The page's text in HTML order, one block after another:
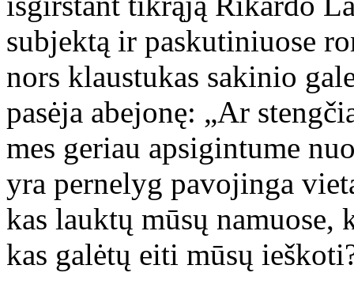
subjektą ir paskutiniuose
nors klaustukas sakinio
pasėja abejonę: „Ar
mes geriau apsigintume
yra pernelyg pavojinga
kas lauktų mūsų
kas galėtų eiti mūsų